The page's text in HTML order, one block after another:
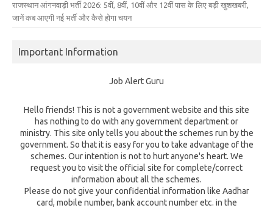
राजस्थान आंगनवाड़ी भर्ती 2026: 5वीं, 8वीं, 10वीं और 12वीं पास के लिए बड़ी खुशखबरी,
जानें कब आएगी नई भर्ती और कैसे होगा चयन
Important Information
Job Alert Guru
Hello friends! This is not a government website and this site
has nothing to do with any government department or
ministry. This site only tells you about the schemes run by the
government. So that it is easy for you to take advantage of the
schemes. Our intention is not to hurt anyone's heart. We
request you to visit the official site for complete/correct
information about all the schemes.
Please do not give your confidential information like Aadhar
card, mobile number, bank account number etc. in the